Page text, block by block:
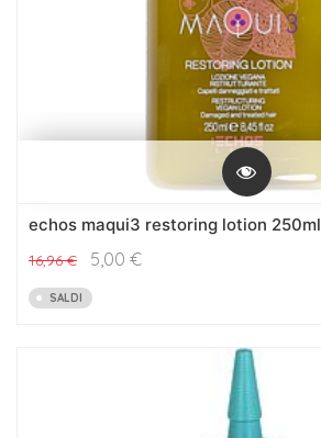
echos maqui3 restoring lotion 250ml
16,96€ 5,00 €
SALDI